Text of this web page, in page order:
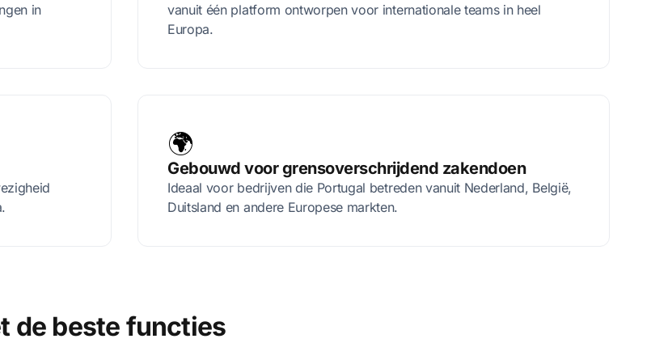
in
vanuit één platform ontworpen voor internationale teams in heel
Europa.
🌍
Gebouwd voor grensoverschrijdend zakendoen
Ideaal voor bedrijven die Portugal betreden vanuit Nederland, België,
Duitsland en andere Europese markten.
de beste functies